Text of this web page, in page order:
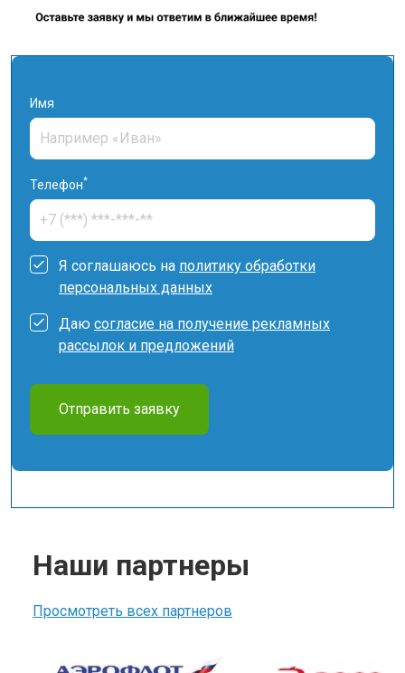
Имя
Телефон*
Я соглашаюсь на политику обработки
персональных данных
Даю согласие на получение рекламных
рассылок и предложений
Отправить заявку
Наши партнеры
Просмотреть всех партнеров